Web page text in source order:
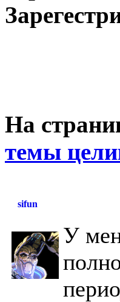
На
темы
sifun
У